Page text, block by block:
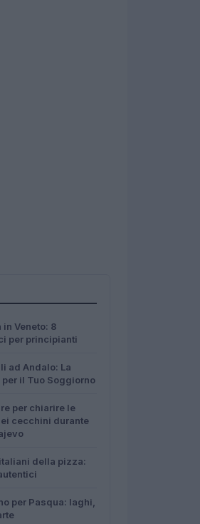
in Veneto: 8
per principianti
ad Andalo: La
il Tuo Soggiorno
per chiarire le
cecchini durante
della pizza:
per Pasqua: laghi,